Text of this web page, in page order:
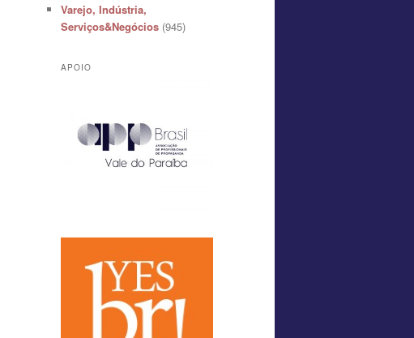
Varejo, Indústria,
Serviços&Negócios (945)
APOIO